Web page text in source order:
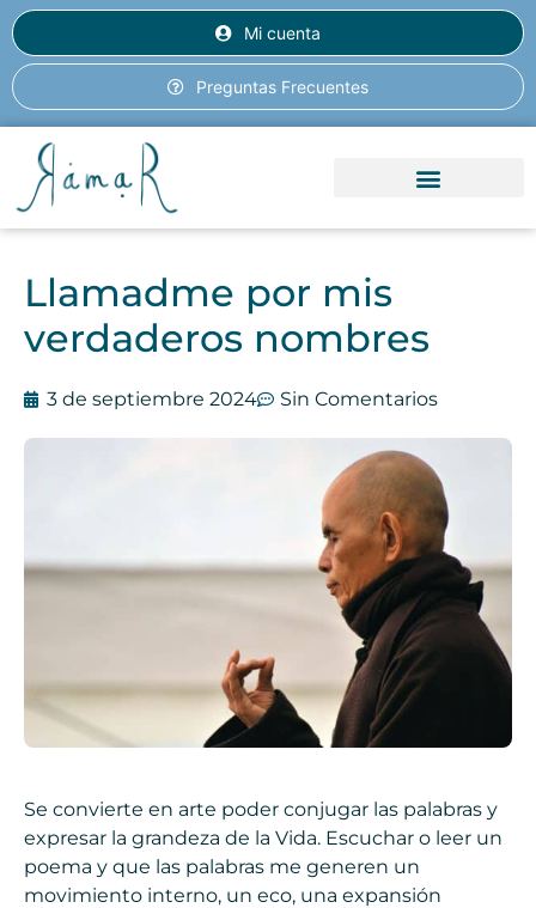
Mi cuenta
Preguntas Frecuentes
Llamadme por mis
verdaderos nombres
3 de septiembre 2024 Sin Comentarios
Se convierte en arte poder conjugar las palabras y
expresar la grandeza de la Vida. Escuchar o leer un
poema y que las palabras me generen un
movimiento interno, un eco, una expansión